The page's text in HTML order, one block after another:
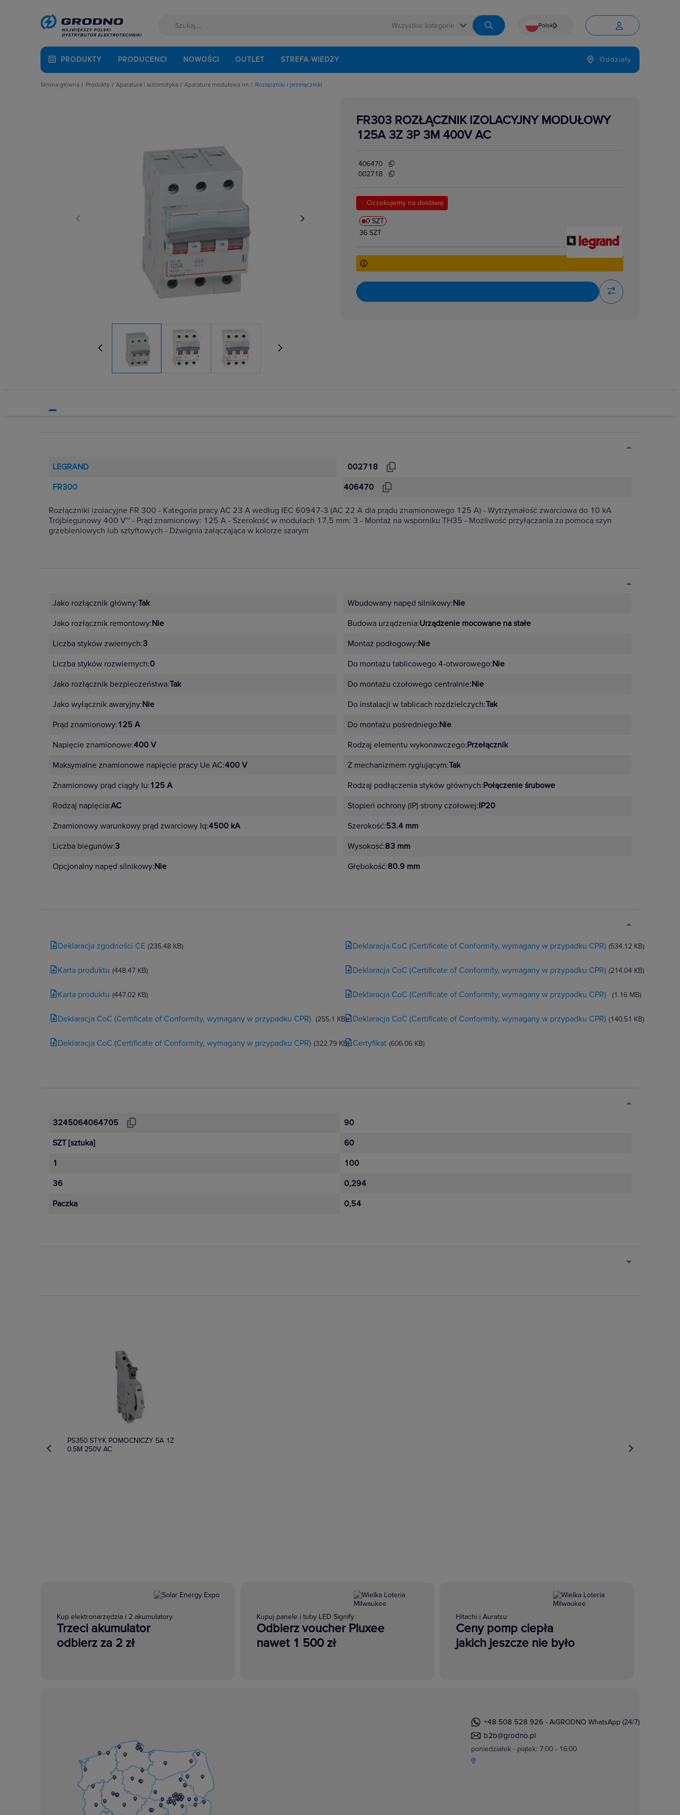
 Polski
Język

PRODUKTY PRODUCENCI NOWOŚCI OUTLET STREFA WIEDZY Oddziały
Strona główna
Produkty
Narzędzia i mierniki
Ochrona odgromowa
Aparatura i automatyka
Automatyka przemysłowa
Czujniki i wyłączniki krańcowe
Przekaźniki
Rozłączniki i podstawy bezpiecznikowe
Sterownie i zabezpieczenie silników elektrycznych
Wyłączniki, rozłączniki
Aparatura modułowa nn
Pozostałe akcesoria
Przekaźniki impulsowe
Przekaźniki instalacyjne
Regulatory temperatury
Rozłączniki bezpiecznikowe D0
Styczniki modułowe
Szyny łączeniowe widełkowe i sztyftowe
Transformatory dzwonkowe
Wkładki bezpiecznikowe cylindryczne
Wkładki bezpiecznikowe cylindryczne miniaturowe
Wyłączniki i bloki różnicowoprądowe
Wyłączniki nadmiarowoprądowe
Wyłączniki przeciwpożarowe
Wyłączniki różnicowoprądowe z członem nadprądowym
Wyłączniki selektywne
Wyłączniki taryfowe
Rozłączniki i przełączniki
FR303 ROZŁĄCZNIK IZOLACYJNY MODUŁOWY
125A 3Z 3P 3M 400V AC
406470
002718
Oczekujemy na dostawę
0 SZT
36 SZT
LEGRAND
002718
FR300
406470
Rozłączniki izolacyjne FR 300 - Kategoria pracy AC 23 A według IEC 60947-3 (AC 22 A dla prądu znamionowego 125 A) - Wytrzymałość zwarciowa do 10 kA
Trójbiegunowy 400 V~ - Prąd znamionowy: 125 A - Szerokość w modułach 17,5 mm: 3 - Montaż na wsporniku TH35 - Możliwość przyłączania za pomocą szyn
grzebieniowych lub sztyftowych - Dźwignia załączająca w kolorze szarym
Jako rozłącznik główny:Tak
Jako rozłącznik remontowy:Nie
Liczba styków zwiernych:3
Liczba styków rozwiernych:0
Jako rozłącznik bezpieczeństwa:Tak
Jako wyłącznik awaryjny:Nie
Prąd znamionowy:125 A
Napięcie znamionowe:400 V
Maksymalne znamionowe napięcie pracy Ue AC:400 V
Znamionowy prąd ciągły Iu:125 A
Rodzaj napięcia:AC
Znamionowy warunkowy prąd zwarciowy Iq:4500 kA
Liczba biegunów:3
Opcjonalny napęd silnikowy:Nie
Wbudowany napęd silnikowy:Nie
Budowa urządzenia:Urządzenie mocowane na stałe
Montaż podłogowy:Nie
Do montażu tablicowego 4-otworowego:Nie
Do montażu czołowego centralnie:Nie
Do instalacji w tablicach rozdzielczych:Tak
Do montażu pośredniego:Nie
Rodzaj elementu wykonawczego:Przełącznik
Z mechanizmem ryglującym:Tak
Rodzaj podłączenia styków głównych:Połączenie śrubowe
Stopień ochrony (IP) strony czołowej:IP20
Szerokość:53.4 mm
Wysokość:83 mm
Głębokość:80.9 mm
Deklaracja zgodności CE (235.48 KB)
Karta produktu (448.47 KB)
Karta produktu (447.02 KB)
Deklaracja CoC (Certificate of Conformity, wymagany w przypadku CPR) (255.1 KB)
Deklaracja CoC (Certificate of Conformity, wymagany w przypadku CPR) (322.79 KB)
Deklaracja CoC (Certificate of Conformity, wymagany w przypadku CPR) (534.12 KB)
Deklaracja CoC (Certificate of Conformity, wymagany w przypadku CPR) (214.04 KB)
Deklaracja CoC (Certificate of Conformity, wymagany w przypadku CPR) (1.16 MB)
Deklaracja CoC (Certificate of Conformity, wymagany w przypadku CPR) (140.51 KB)
Certyfikat (606.06 KB)
3245064064705
SZT [sztuka]
1
36
Paczka
90
60
100
0,294
0,54
PS350 STYK POMOCNICZY 5A 1Z
0.5M 250V AC
Kup elektronarzędzia i 2 akumulatory
Trzeci akumulator
odbierz za 2 zł
Kupuj panele i tuby LED Signify
Odbierz voucher Pluxee
nawet 1 500 zł
Hitachi i Auratsu
Ceny pomp ciepła
jakich jeszcze nie było
+48 508 528 926 - AiGRODNO WhatsApp (24/7)
b2b@grodno.pl
poniedziałek - piątek: 7:00 - 16:00